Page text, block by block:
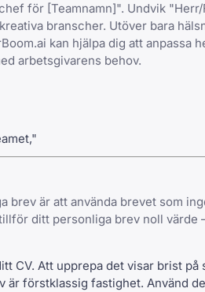
för [Teamnamn]". Undvik
branscher. Utöver bara
kan hjälpa dig att anpassa
arbetsgivarens behov.
är att använda brevet som
ditt personliga brev noll värde
CV. Att upprepa det visar brist på
är förstklassig fastighet. Använd